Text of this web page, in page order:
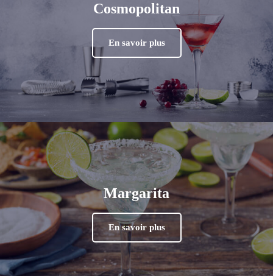
Cosmopolitan
En savoir plus
Margarita
En savoir plus